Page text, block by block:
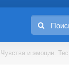
Чувства и эмоции.